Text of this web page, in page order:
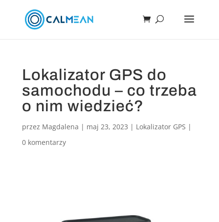
Lokalizator GPS do
samochodu – co trzeba
o nim wiedzieć?
przez Magdalena | maj 23, 2023 | Lokalizator GPS |
0 komentarzy